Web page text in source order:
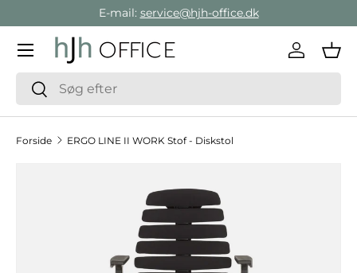
Gå direkte til indholdet
E-mail: service@hjh-office.dk
SøgSøg
Log ind
Menu
Forside ERGO LINE II WORK Stof - Diskstol
Hop til produktinformation